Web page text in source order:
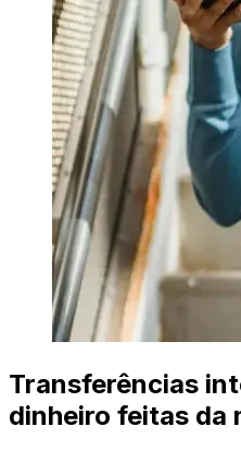
Transferências
dinheiro feitas da